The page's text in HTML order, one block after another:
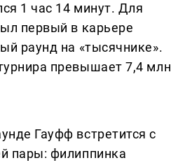
1 час 14 минут. Для
первый в карьере
раунд на «тысячнике».
превышает 7,4 млн
Гауфф встретится с
пары: филиппинка